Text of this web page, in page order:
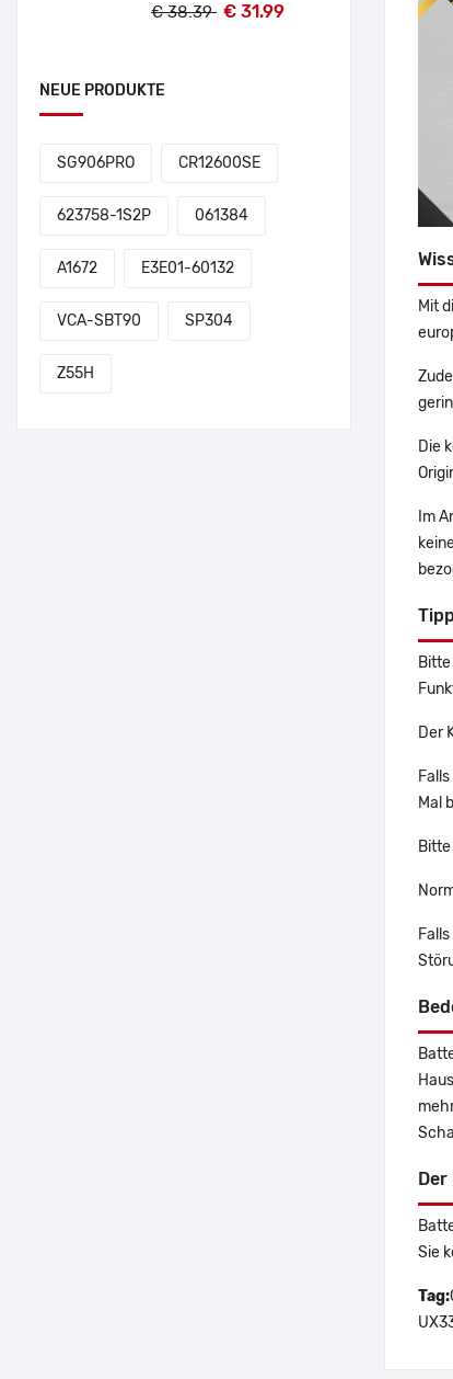
€ 38.39 € 31.99
NEUE PRODUKTE
SG906PRO CR12600SE
623758-1S2P 061384
A1672 E3E01-60132
VCA-SBT90 SP304
Z55H
Mit
Die
Im
Der
Mal
Der
Sie
Tag: